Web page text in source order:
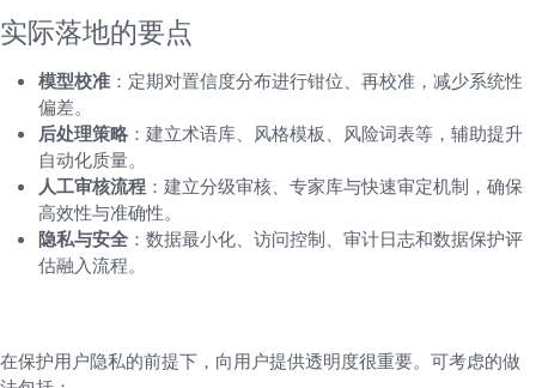
实际落地的要点
模型校准 ：定期对置信度分布进行钳位、再校准，减少系统性
偏差。
后处理策略 ：建立术语库、风格模板、风险词表等，辅助提升
自动化质量。
人工审核流程 ：建立分级审核、专家库与快速审定机制，确保
高效性与准确性。
隐私与安全 ：数据最小化、访问控制、审计日志和数据保护评
估融入流程。
在保护用户隐私的前提下，向用户提供透明度很重要。可考虑的做